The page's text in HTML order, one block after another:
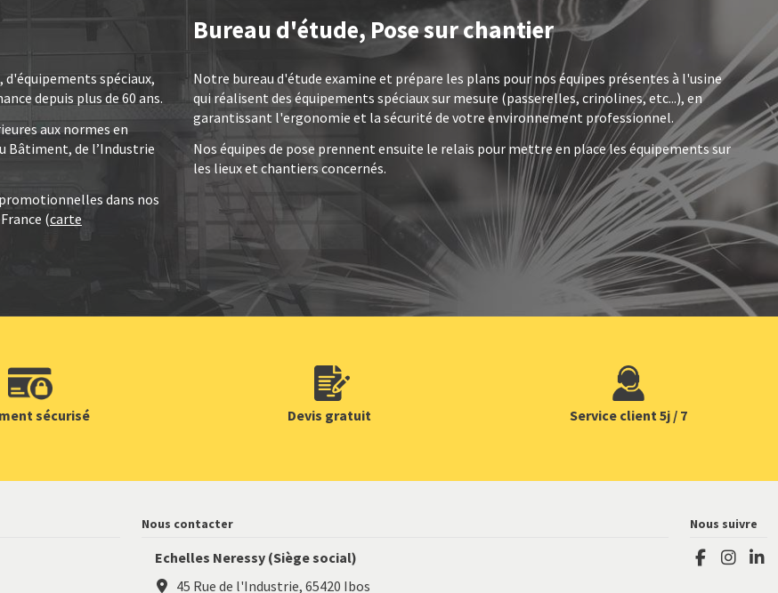
spéciaux,
depuis plus de 60 ans.
aux normes en
Bâtiment, de l’Industrie
dans nos
(carte
Bureau d'étude, Pose sur chantier
Notre bureau d'étude examine et prépare les plans pour nos équipes présentes à l'usine
qui réalisent des équipements spéciaux sur mesure (passerelles, crinolines, etc...), en
garantissant l'ergonomie et la sécurité de votre environnement professionnel.
Nos équipes de pose prennent ensuite le relais pour mettre en place les équipements sur
les lieux et chantiers concernés.
sécurisé Devis gratuit Service client 5j / 7
Nous contacter
Echelles Neressy (Siège social)
45 Rue de l'Industrie, 65420 Ibos
Nous suivre